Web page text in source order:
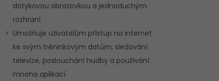
dotykovou obrazovkou a jednoduchým
rozhraní.
Umožňuje uživatelům přístup na internet
ke svým tréninkovým datům, sledování
televize, poslouchání hudby a používání
mnoha aplikací